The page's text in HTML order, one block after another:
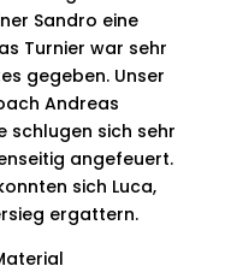
Sandro eine
Turnier war sehr
gegeben. Unser
Andreas
schlugen sich sehr
angefeuert.
sich Luca,
ergattern.